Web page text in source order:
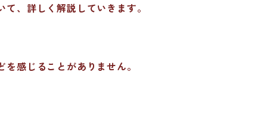
、詳しく解説していきます。
感じることがありません。